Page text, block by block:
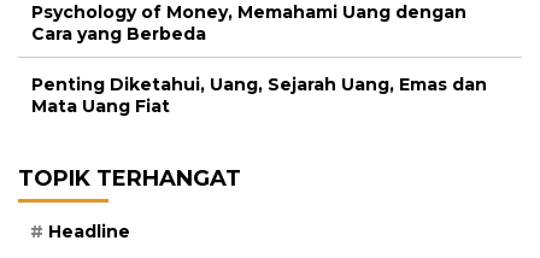
Psychology of Money, Memahami Uang dengan
Cara yang Berbeda
Penting Diketahui, Uang, Sejarah Uang, Emas dan
Mata Uang Fiat
TOPIK TERHANGAT
Headline